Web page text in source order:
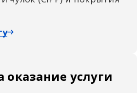
оказание услуги